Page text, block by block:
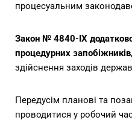
процесуальним
Закон № 4840-IX
процедурних запобіжників
здійснення заходів
Передусім планові та
проводитися у робочий